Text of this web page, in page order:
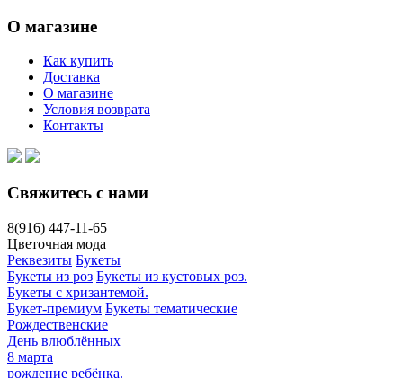
О магазине
Как купить
Доставка
О магазине
Условия возврата
Контакты
Свяжитесь с нами
8(916) 447-11-65
Цветочная мода
Реквезиты Букеты
Букеты из роз Букеты из кустовых роз.
Букеты с хризантемой.
Букет-премиум Букеты тематические
Рождественские
День влюблённых
8 марта
рождение ребёнка.